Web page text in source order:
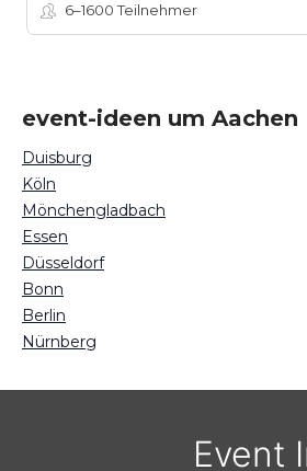
6–1600Teilnehmer
event-ideen um Aachen
Duisburg
Köln
Mönchengladbach
Essen
Düsseldorf
Bonn
Berlin
Nürnberg
Event